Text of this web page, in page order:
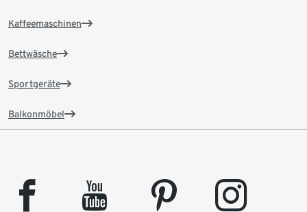
Kaffeemaschinen
Bettwäsche
Sportgeräte
Balkonmöbel
facebook youtube pinterest instagram